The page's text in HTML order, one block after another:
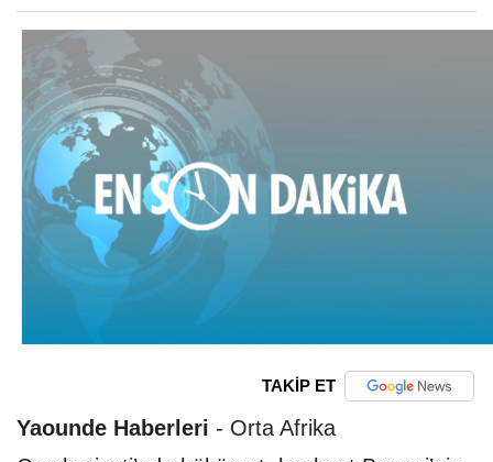
TAKİP ET
Yaounde Haberleri - Orta Afrika